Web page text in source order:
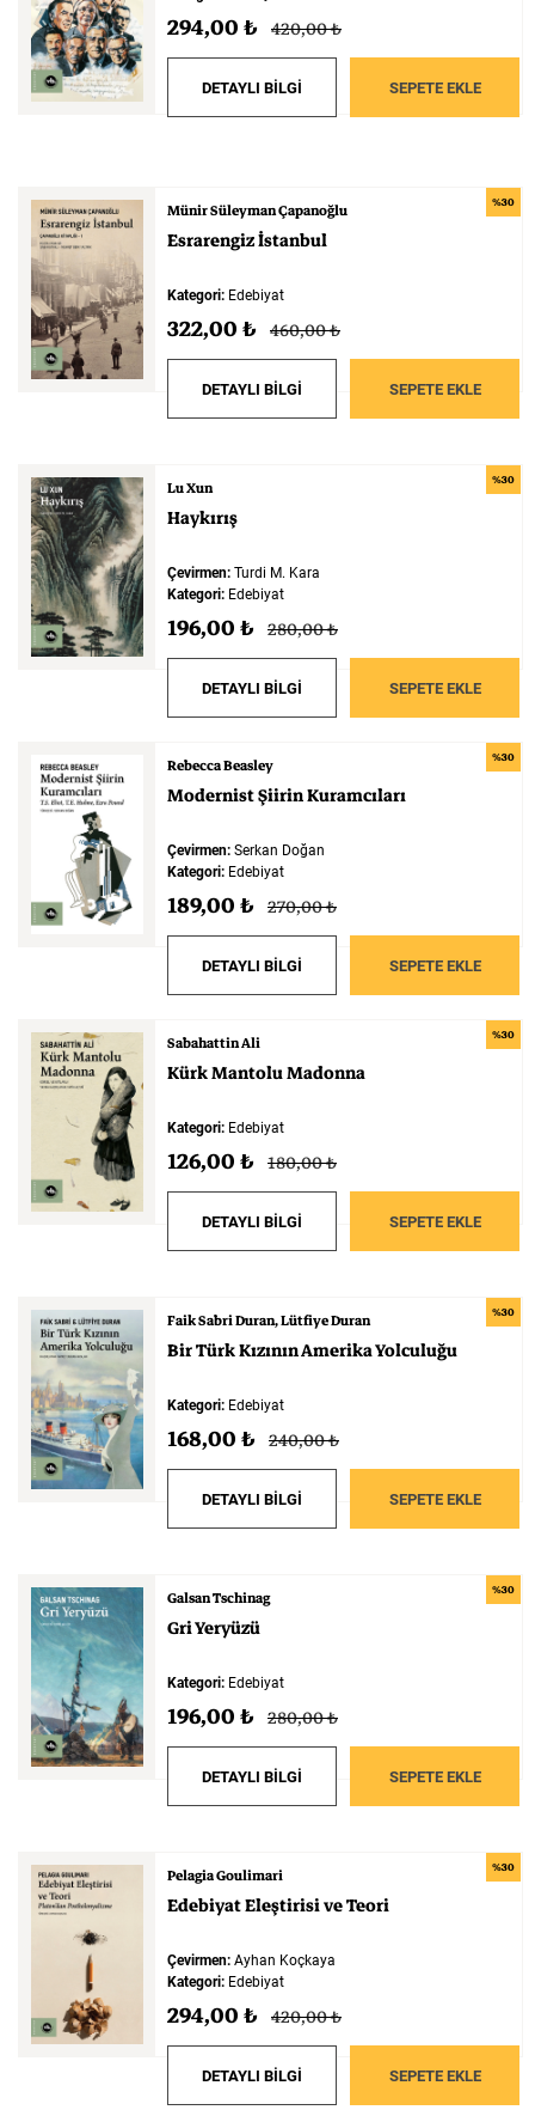
294,00 ₺ 420,00 ₺
DETAYLI BİLGİ SEPETE EKLE
%30
Münir Süleyman Çapanoğlu
Esrarengizİstanbul
Kategori: Edebiyat
322,00 ₺ 460,00 ₺
DETAYLI BİLGİ SEPETE EKLE
%30
Lu Xun
Haykırış
Çevirmen: Turdi M. Kara
Kategori: Edebiyat
196,00 ₺ 280,00 ₺
DETAYLI BİLGİ SEPETE EKLE
%30
Rebecca Beasley
ModernistŞiirinKuramcıları
Çevirmen: Serkan Doğan
Kategori: Edebiyat
189,00 ₺ 270,00 ₺
DETAYLI BİLGİ SEPETE EKLE
%30
Sabahattin Ali
KürkMantoluMadonna
Kategori: Edebiyat
126,00 ₺ 180,00 ₺
DETAYLI BİLGİ SEPETE EKLE
%30
Faik Sabri Duran Lütfiye Duran
BirTürkKızınınAmerikaYolculuğu
Kategori: Edebiyat
168,00 ₺ 240,00 ₺
DETAYLI BİLGİ SEPETE EKLE
%30
Galsan Tschinag
GriYeryüzü
Kategori: Edebiyat
196,00 ₺ 280,00 ₺
DETAYLI BİLGİ SEPETE EKLE
%30
Pelagia Goulimari
EdebiyatEleştirisiveTeori
Çevirmen: Ayhan Koçkaya
Kategori: Edebiyat
294,00 ₺ 420,00 ₺
DETAYLI BİLGİ SEPETE EKLE